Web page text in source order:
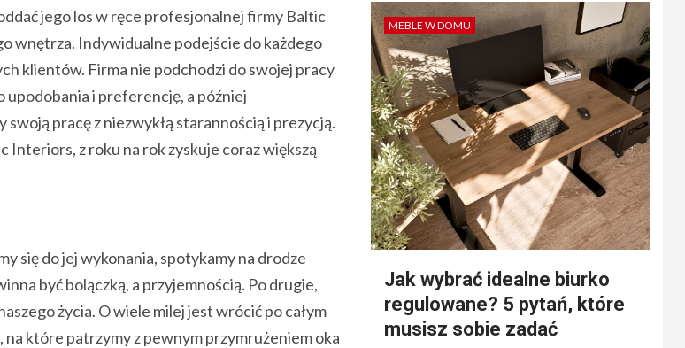
jego los w ręce profesjonalnej firmy Baltic
wnętrza. Indywidualne podejście do każdego
klientów. Firma nie podchodzi do swojej pracy
upodobania i preferencję, a później
pracę z niezwykłą starannością i prezycją.
z roku na rok zyskuje coraz większą
się do jej wykonania, spotykamy na drodze
być bolączką, a przyjemnością. Po drugie,
życia. O wiele milej jest wrócić po całym
które patrzymy z pewnym przymrużeniem oka
MEBLE W DOMU
Jak wybrać idealne biurko
regulowane? 5 pytań, które
musisz sobie zadać